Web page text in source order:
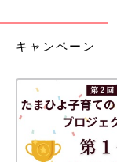
キャンペーン